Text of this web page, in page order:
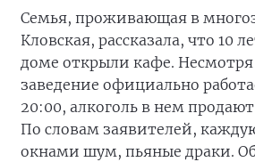
Семья, проживающая в
Кловская, рассказала, что 10
доме открыли кафе. Несмотря
заведение официально
20:00, алкоголь в нем
По словам заявителей,
окнами шум, пьяные драки.